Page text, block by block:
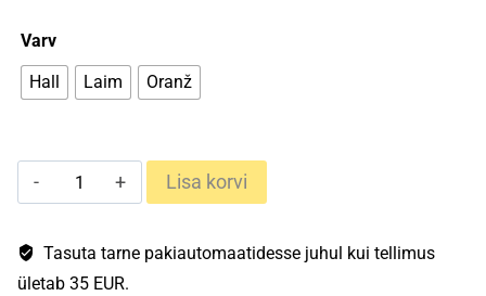
Varv
Hall Laim Oranž
NiteIze
PowerKey
USB
kogus
Lisa korvi
Tasuta tarne pakiautomaatidesse juhul kui tellimus
ületab 35 EUR.